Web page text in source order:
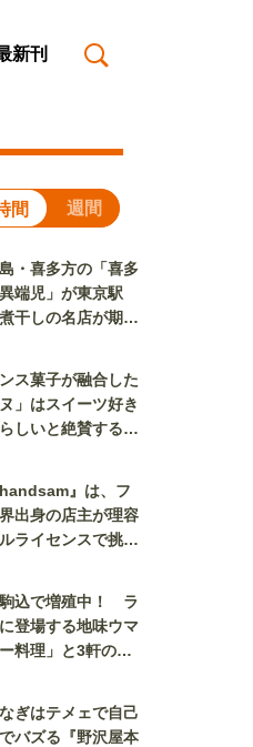
新刊
間 週間
・喜多方の「喜多
端児」が東京駅
干しの名店が期間
ス菓子が融合した
」はスイーツ好き
しいと絶賛する逸
』は、フ
出身の店主が理容
ライセンスで挑む
込で増殖中！ ラ
登場する地味ウマ
料理」と3軒のニ
ぎはテメェで自己
バズる『野沢屋本